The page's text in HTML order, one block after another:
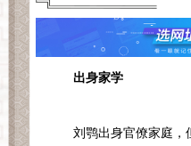
出身家学
刘鹗出身官僚家庭，